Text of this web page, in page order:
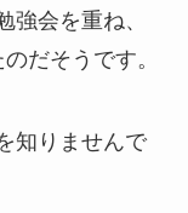
強会を重ね、
だそうです。
知りませんで